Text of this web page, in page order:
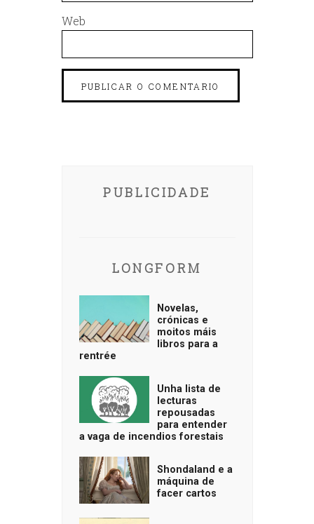
Web
PUBLICIDADE
LONGFORM
Novelas,
crónicas e
moitos máis
libros para a
rentrée
Unha lista de
lecturas
repousadas
para entender
a vaga de incendios forestais
Shondaland e a
máquina de
facer cartos